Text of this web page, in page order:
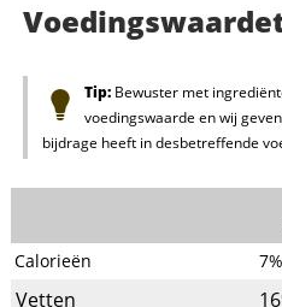
Tip:Bewuster met
voedingswaarde en wij
bijdrage heeft in desbetreffende
Calorieën 7%
Vetten